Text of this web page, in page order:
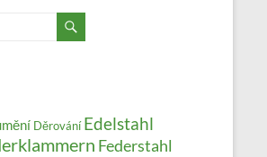
Děrování Edelstahl
Federstahl